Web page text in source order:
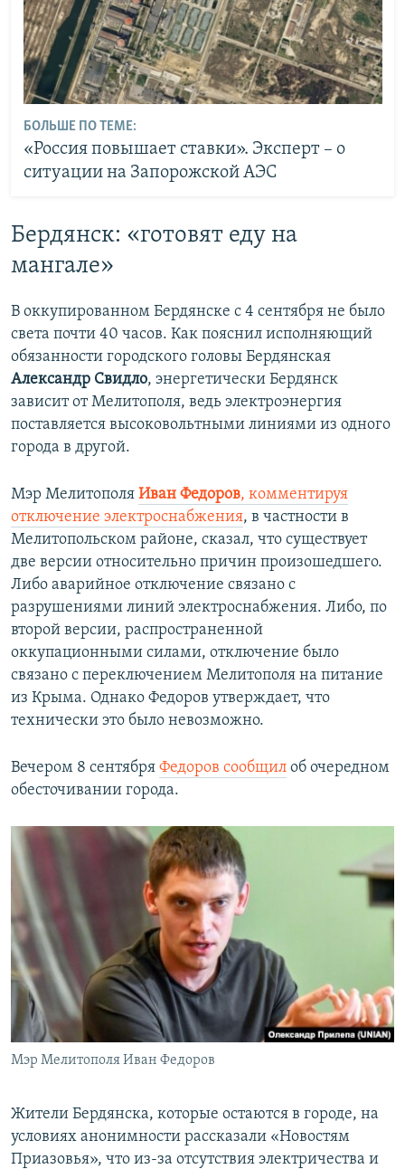
БОЛЬШЕ ПО ТЕМЕ:
«Россия повышает ставки». Эксперт – о
ситуации на Запорожской АЭС
Бердянск: «готовят еду на
мангале»
В оккупированном Бердянске с 4 сентября не было
света почти 40 часов. Как пояснил исполняющий
обязанности городского головы Бердянская
Александр Свидло, энергетически Бердянск
зависит от Мелитополя, ведь электроэнергия
поставляется высоковольтными линиями из одного
города в другой.
Мэр Мелитополя Иван Федоров, комментируя
отключение электроснабжения, в частности в
Мелитопольском районе, сказал, что существует
две версии относительно причин произошедшего.
Либо аварийное отключение связано с
разрушениями линий электроснабжения. Либо, по
второй версии, распространенной
оккупационными силами, отключение было
связано с переключением Мелитополя на питание
из Крыма. Однако Федоров утверждает, что
технически это было невозможно.
Вечером 8 сентября Федоров сообщил об очередном
обесточивании города.
Мэр Мелитополя Иван Федоров
Жители Бердянска, которые остаются в городе, на
условиях анонимности рассказали «Новостям
Приазовья», что из-за отсутствия электричества и